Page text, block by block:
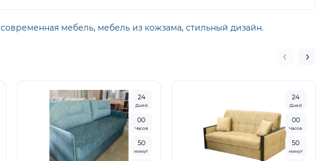
современная мебель, мебель из кожзама, стильный дизайн.
24
Дней
00
Часов
50
минут
24
Дней
00
Часов
50
минут